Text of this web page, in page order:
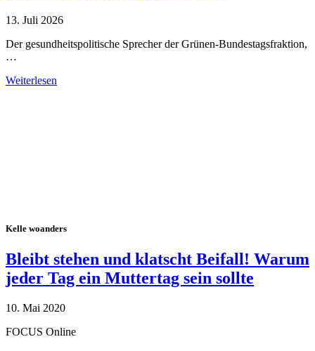
13. Juli 2026
Der gesundheitspolitische Sprecher der Grünen-Bundestagsfraktion,
…
Weiterlesen
Kelle woanders
Bleibt stehen und klatscht Beifall! Warum
jeder Tag ein Muttertag sein sollte
10. Mai 2020
FOCUS Online